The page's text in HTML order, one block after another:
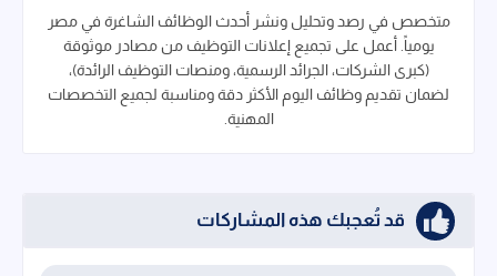
متخصص في رصد وتحليل ونشر أحدث الوظائف الشاغرة في مصر
يومياً. أعمل على تجميع إعلانات التوظيف من مصادر موثوقة
(كبرى الشركات، الجرائد الرسمية، ومنصات التوظيف الرائدة)،
لضمان تقديم وظائف اليوم الأكثر دقة ومناسبة لجميع التخصصات
المهنية.
قد تُعجبك هذه المشاركات